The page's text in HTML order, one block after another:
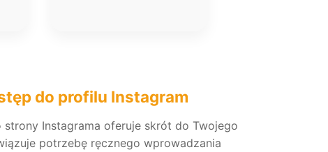
do profilu Instagram
Instagrama oferuje skrót do Twojego
potrzebę ręcznego wprowadzania